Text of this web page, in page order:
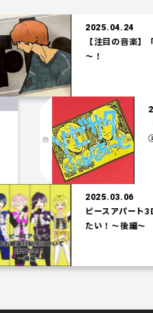
2025.04.24
【注目の音楽】「
～！
2025.03.06
ピースアパート3Dお
たい！～後編～